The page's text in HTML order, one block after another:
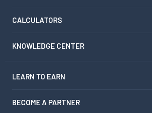
CALCULATORS
KNOWLEDGE CENTER
LEARN TO EARN
BECOME A PARTNER